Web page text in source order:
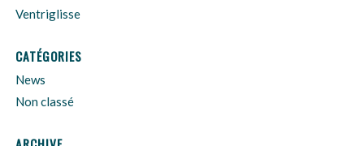
Ventriglisse
CATÉGORIES
News
Non classé